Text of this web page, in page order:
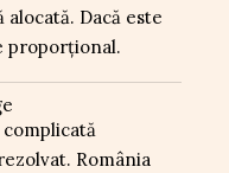
Dacă este
proporțional.
România